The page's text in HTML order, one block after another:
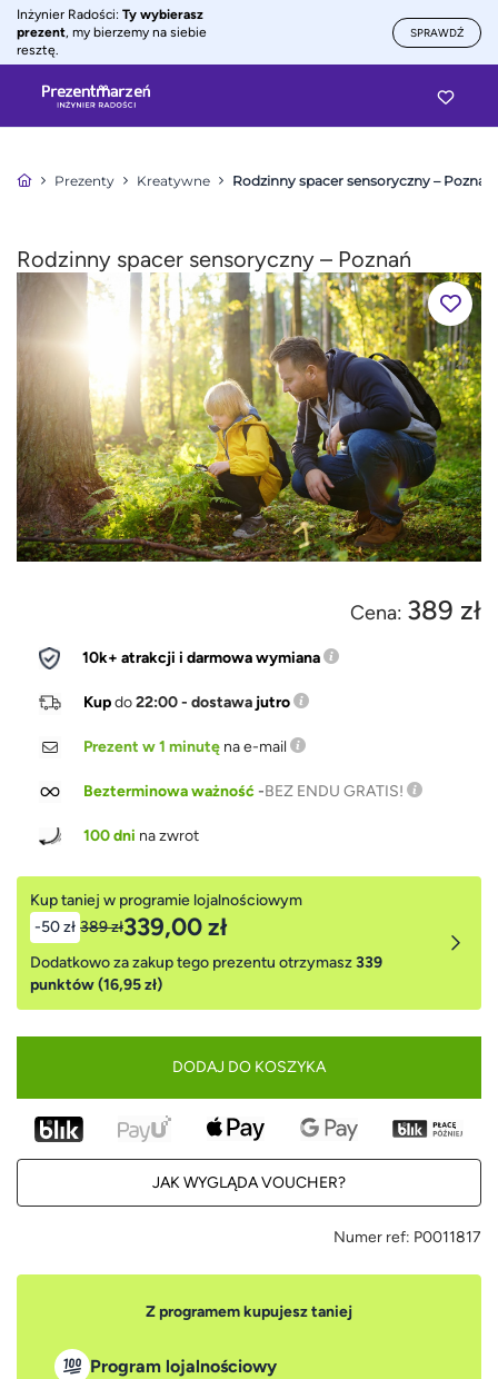
Inżynier Radości: Ty wybierasz
prezent, my bierzemy na siebie
resztę.
SPRAWDŹ
Prezenty Kreatywne Rodzinny spacer sensoryczny – Poznań
Rodzinny spacer sensoryczny – Poznań
Cena: 389 zł
10k+ atrakcji i darmowa wymiana
Kupdo22:00 - dostawa jutro
Prezent w 1 minutę na e-mail
Bezterminowa ważność-BEZ ENDU GRATIS!
100 dni na zwrot
Kup taniej w programie lojalnościowym
-50 zł 389 zł339,00 zł
Dodatkowo za zakup tego prezentu otrzymasz339
punktów (16,95 zł)
DODAJ DO KOSZYKA
JAK WYGLĄDA VOUCHER?
Numer ref: P0011817
Z programem kupujesz taniej
Program lojalnościowy